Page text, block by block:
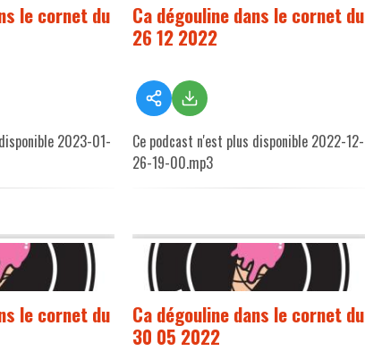
le cornet du
2023-01-
Ca dégouline dans le cornet du
26 12 2022
Ce podcast n'est plus disponible 2022-12-
26-19-00.mp3
le cornet du
Ca dégouline dans le cornet du
30 05 2022